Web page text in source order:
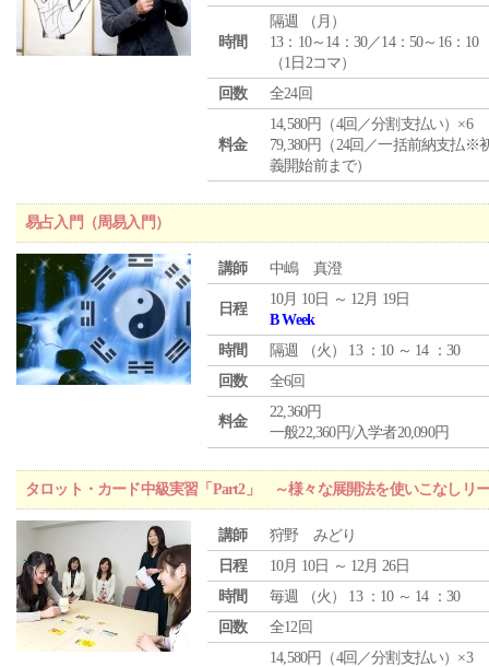
時間
隔週 （ 月 ）
13：10～14：30／14：50～16：10
（1日2コマ）
回数
全24回
料金
14,580円（4回／分割支払い）×6
79,380円（24回／一括前納支払※
義開始前まで）
易占入門（周易入門）
講師 中嶋 真澄
日程
10月 10日 ～ 12月 19日
B Week
時間
隔週 （火 ） 13 ：10 ～ 14 ：30
回数
全6回
料金
22,360円
一般22,360円/入学者20,090円
タロット・カード中級実習「Part2」 ～様々な展開法を使いこなしリ
講師
狩野 みどり
日程
10月 10日 ～ 12月 26日
時間
毎週 （火 ） 13 ：10 ～ 14 ：30
回数
全12回
14,580円（4回／分割支払い）×3